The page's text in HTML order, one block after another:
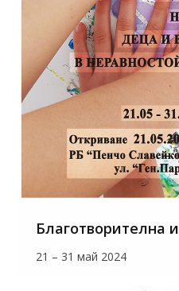
Благотворителна
21 – 31 май 2024